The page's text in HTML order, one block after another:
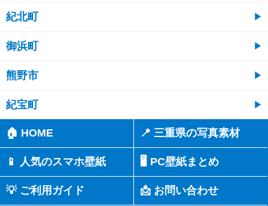
紀北町
御浜町
熊野市
紀宝町
🏠 HOME 📍 三重県の写真素材
📱 人気のスマホ壁紙 🖥️ PC壁紙まとめ
💡 ご利用ガイド 📩 お問い合わせ